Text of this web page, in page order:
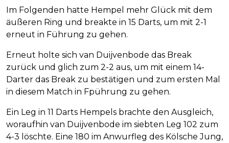
Im Folgenden hatte Hempel mehr Glück mit dem
äußeren Ring und breakte in 15 Darts, um mit 2-1
erneut in Führung zu gehen.
Erneut holte sich van Duijvenbode das Break
zurück und glich zum 2-2 aus, um mit einem 14-
Darter das Break zu bestätigen und zum ersten Mal
in diesem Match in Fpührung zu gehen.
Ein Leg in 11 Darts Hempels brachte den Ausgleich,
woraufhin van Duijvenbode im siebten Leg 102 zum
4-3 löschte. Eine 180 im Anwurfleg des Kölsche Jung,